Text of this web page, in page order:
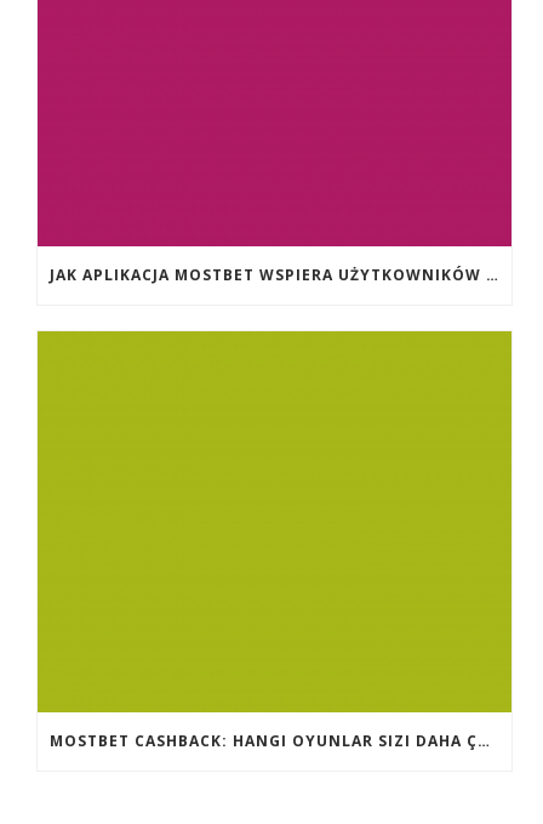
JAK APLIKACJA MOSTBET WSPIERA UŻYTKOWNIKÓW ANDROIDA?
MOSTBET CASHBACK: HANGI OYUNLAR SIZI DAHA ÇOX QAZANA BILƏR?